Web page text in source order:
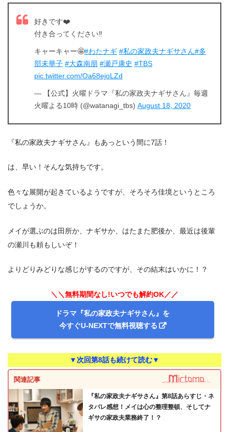
好きです❤️
付き合ってください‼️
キャーキャー🤩#わたナギ #私の家政夫ナギサさん#多
部未華子 #大森南朋 #瀬戸康史 #TBS
pic.twitter.com/Oa68ejoLZd
— 【公式】火曜ドラマ『私の家政夫ナギサさん』毎週
火曜よる10時 (@watanagi_tbs) August 18, 2020
『私の家政夫ナギサさん』もあっという間に7話！
は、早い！そんな気持ちです。
色々な展開が起きているようですが、そろそろ佳境というところ
でしょうか。
メイが選ぶのは田所か、ナギサか、はたまた肥後か、最近は後輩
の瀬川も頼もしいぞ！
よりどりみどりな感じがするのですが、その結末はいかに！？
＼＼無料期間なし!いつでも解約OK／／
ドラマ『私の家政夫ナギサさん』を
今すぐU-NEXTで無料視聴する
▼次回第8話も続けて読む▼
関連記事
『私の家政夫ナギサさん』第8話あらすじ・ネ
タバレ感想！メイは心の整理整頓、そしてナ
ギサの家政夫業務終了！？